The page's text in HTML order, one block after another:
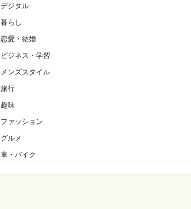
デジタル
暮らし
恋愛・結婚
ビジネス・学習
メンズスタイル
旅行
趣味
ファッション
グルメ
車・バイク